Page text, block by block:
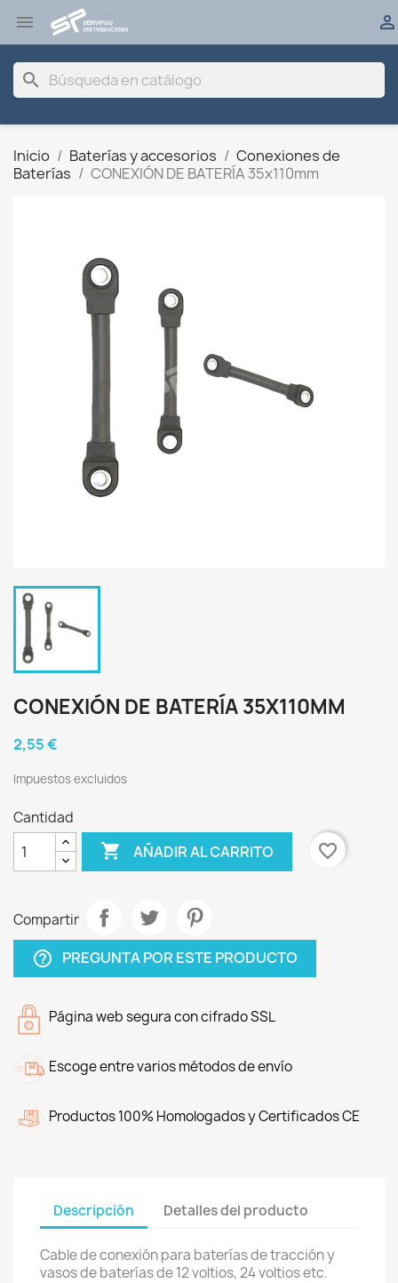
 
search
Inicio Baterías y accesorios
Conexiones de
Baterías
CONEXIÓN DE BATERÍA 35x110mm
CONEXIÓN DE BATERÍA 35X110MM
2,55 €
Impuestos excluidos
Cantidad
 AÑADIR AL CARRITO favorite_border
Compartir
help_outline PREGUNTA POR ESTE PRODUCTO
Página web segura con cifrado SSL
Escoge entre varios métodos de envío
Productos 100% Homologados y Certificados CE
Descripción Detalles del producto
Cable de conexión para baterías de tracción y
vasos de baterías de 12 voltios, 24 voltios etc.